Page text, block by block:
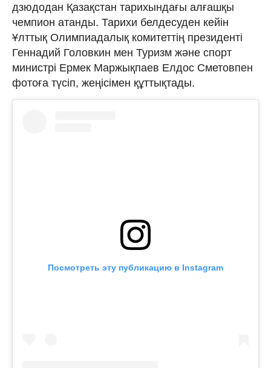
дзюдодан Қазақстан тарихындағы алғашқы
чемпион атанды. Тарихи белдесуден кейін
Ұлттық Олимпиадалық комитеттің президенті
Геннадий Головкин мен Туризм және спорт
министрі Ермек Маржықпаев Елдос Сметовпен
фотоға түсіп, жеңісімен құттықтады.
Посмотреть эту публикацию в Instagram